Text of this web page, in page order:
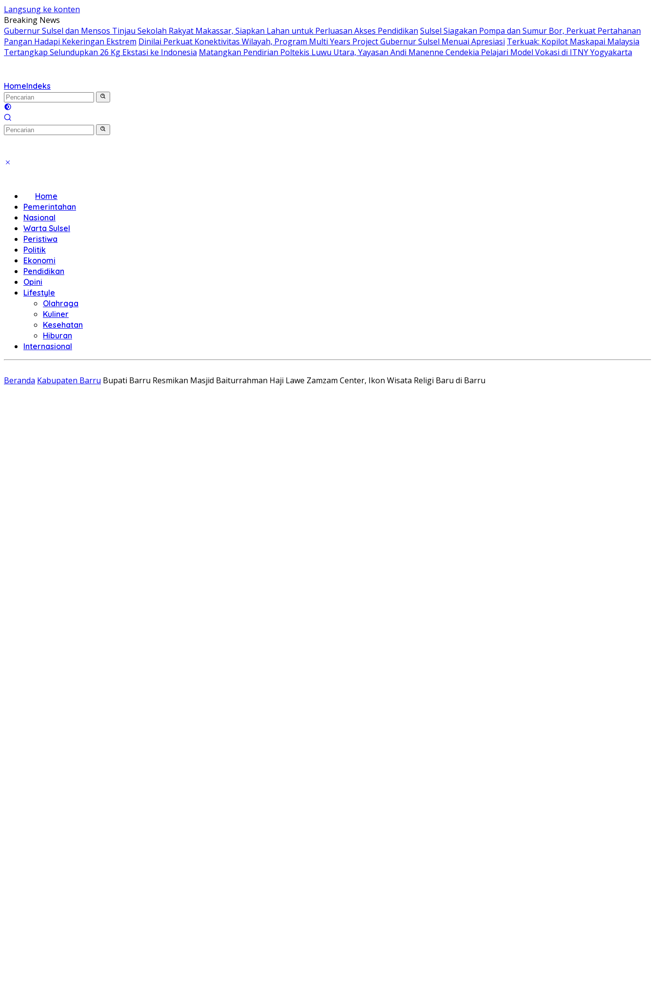
Langsung ke konten
Breaking News
Gubernur Sulsel dan Mensos Tinjau Sekolah Rakyat Makassar, Siapkan Lahan untuk Perluasan Akses Pendidikan Sulsel Siagakan Pompa dan Sumur Bor, Perkuat Pertahanan
Pangan Hadapi Kekeringan Ekstrem Dinilai Perkuat Konektivitas Wilayah, Program Multi Years Project Gubernur Sulsel Menuai Apresiasi Terkuak: Kopilot Maskapai Malaysia
Tertangkap Selundupkan 26 Kg Ekstasi ke Indonesia Matangkan Pendirian Poltekis Luwu Utara, Yayasan Andi Manenne Cendekia Pelajari Model Vokasi di ITNY Yogyakarta
HomeIndeks
Home
Pemerintahan
Nasional
Warta Sulsel
Peristiwa
Politik
Ekonomi
Pendidikan
Opini
Lifestyle
Olahraga
Kuliner
Kesehatan
Hiburan
Internasional
Beranda Kabupaten Barru Bupati Barru Resmikan Masjid Baiturrahman Haji Lawe Zamzam Center, Ikon Wisata Religi Baru di Barru